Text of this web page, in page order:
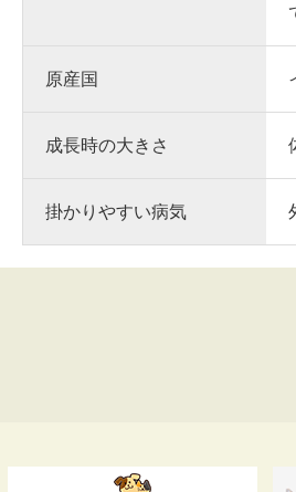
原産国
成長時の大きさ
掛かりやすい病気